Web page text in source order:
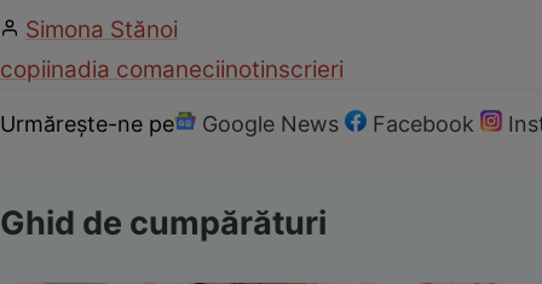
Simona Stănoi
copiinadia comaneciinotinscrieri
Urmărește-ne pe Google News Facebook
Ghid de cumpărături